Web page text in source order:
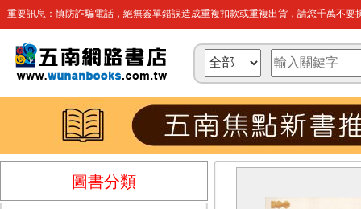
重要訊息：慎防詐騙電話，絕無簽單錯誤造成重複扣款或重複出貨，請您千萬不要
圖書分類